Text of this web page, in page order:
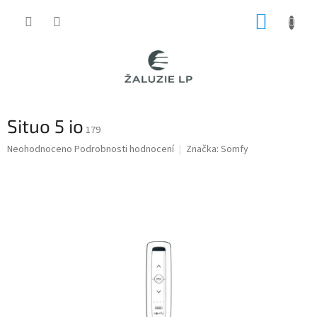
Situo 5 io 179
Průměrné
Neohodnoceno Podrobnosti hodnocení Značka: Somfy